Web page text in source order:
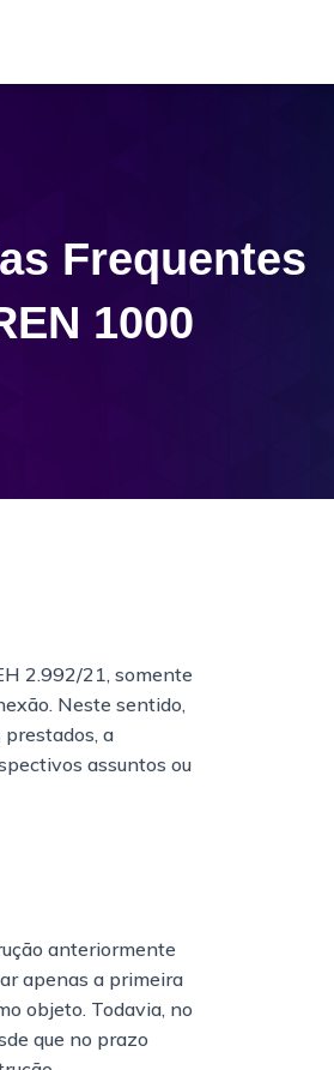
Frequentes
1000
2.992/21, somente
Neste sentido,
a
assuntos ou
anteriormente
apenas a primeira
objeto. Todavia, no
que no prazo